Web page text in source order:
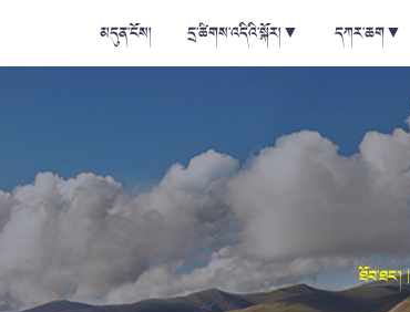
མདུན་ངོས། དྲ་ཚིགས་འདིའི་སྐོར།▼ དཀར་ཆག▼